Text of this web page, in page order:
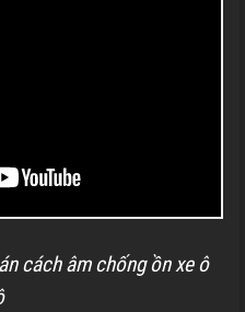
cách âm chống ồn xe ô